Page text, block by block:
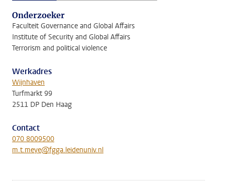
Onderzoeker
Faculteit Governance and Global Affairs
Institute of Security and Global Affairs
Terrorism and political violence
Werkadres
Wijnhaven
Turfmarkt 99
2511 DP Den Haag
Contact
070 8009500
m.t.meye@fgga.leidenuniv.nl